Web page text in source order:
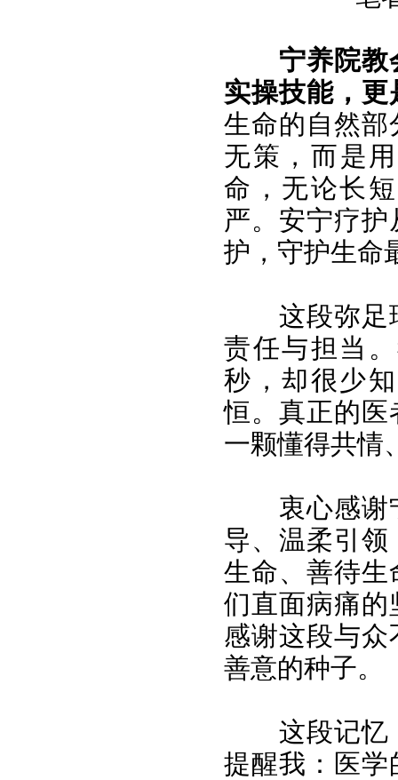
宁养院教
实操技能，
生命的自然
无策，而是
命，无论长
严。安宁疗
护，守护生命
这段弥足
责任与担当
秒，却很少
恒。真正的
一颗懂得共情
衷心感谢
导、温柔引
生命、善待
们直面病痛
感谢这段与
善意的种子。
这段记忆
提醒我：医